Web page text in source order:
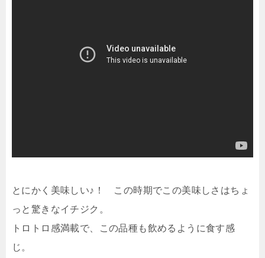
とにかく美味しい♪！ この時期でこの美味しさはちょ
っと驚きなイチジク。
トロトロ感満載で、この品種も飲めるように食す感
じ。